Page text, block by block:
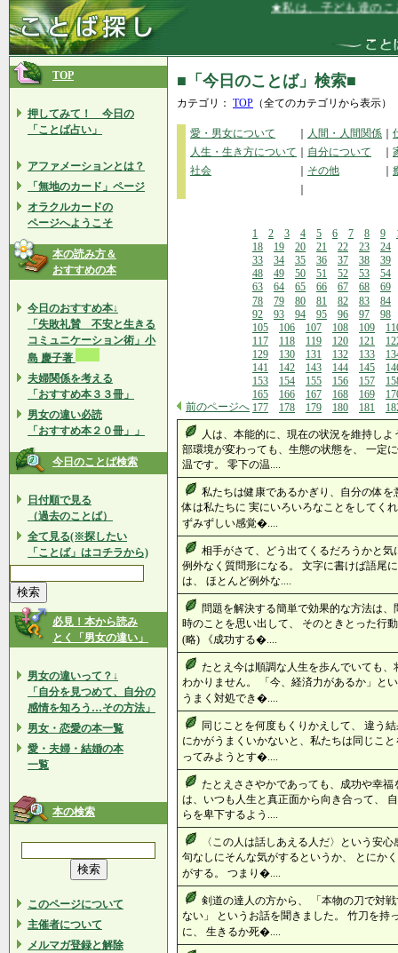
★私は、子ども達のこと
TOP
押してみて！ 今日の
「ことば占い」
アファメーションとは？
「無地のカード」ページ
オラクルカードの
ページへようこそ
本の読み方＆
おすすめの本
今日のおすすめ本↓
「失敗礼賛 不安と生きる
コミュニケーション術」小
島 慶子著
夫婦関係を考える
「おすすめ本３３冊」
男女の違い必読
「おすすめ本２０冊」」
今日のことば検索
日付順で見る
（過去のことば）
全て見る(※探したい
「ことば」はコチラから)
必見！本から読み
とく「男女の違い」
男女の違いって？↓
「自分を見つめて、自分の
感情を知ろう…その方法」
男女・恋愛の本一覧
愛・夫婦・結婚の本
一覧
本の検索
このページについて
主催者について
メルマガ登録と解除
■「今日のことば」検索■
カテゴリ： TOP （全てのカテゴリから表示）
愛・男女について 人間・人間関係
人生・生き方について
自分について
社会
その他
前のページへ
1 2 3 4 5 6 7 8 9
18
19 20 21 22 23
24
33
34 35 36 37 38
39
48
49 50 51 52 53
54
63
64 65 66 67 68
69
78
79 80 81 82 83
84
92
93 94 95 96 97
98
105
106 107 108 109
117
118 119 120 121
129
130 131 132 133
141
142 143 144 145
153
154 155 156 157
165
166 167 168 169
177
178 179 180 181
人は、本能的に、現在の状況を維持し
部環境が変わっても、生態の状態を、 一定
温です。 零下の温....
私たちは健康であるかぎり、自分の体
体は私たちに 実にいろいろなことをしてく
ずみずしい感覚�....
相手がさて、どう出てくるだろうかと
例外なく質問形になる。 文字に書けば語尾
は、 ほとんど例外な....
問題を解決する簡単で効果的な方法は
時のことを思い出して、 そのときとった行
(略) 《成功する�....
たとえ今は順調な人生を歩んでいても
わかりません。 「今、経済力があるか」と
うまく対処でき�....
同じことを何度もくりかえして、 違う
にかがうまくいかないと、私たちは同じこ
ってみようとす�....
たとえささやかであっても、成功や幸
は、いつも人生と真正面から向き合って、
らを卑下するよう....
〈この人は話しあえる人だ〉という安
句なしにそんな気がするというか、 とにか
がする。 つまり�....
剣道の達人の方から、 「本物の刀で対
ない」 というお話を聞きました。 竹刀を持
に、 生きるか死�....